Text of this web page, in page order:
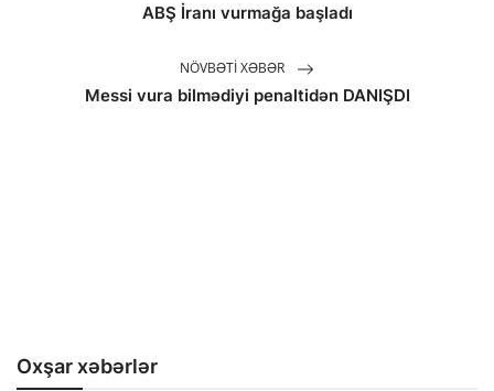
ABŞ İranı vurmağa başladı
NÖVBƏTI XƏBƏR
Messi vura bilmədiyi penaltidən DANIŞDI
Oxşar xəbərlər